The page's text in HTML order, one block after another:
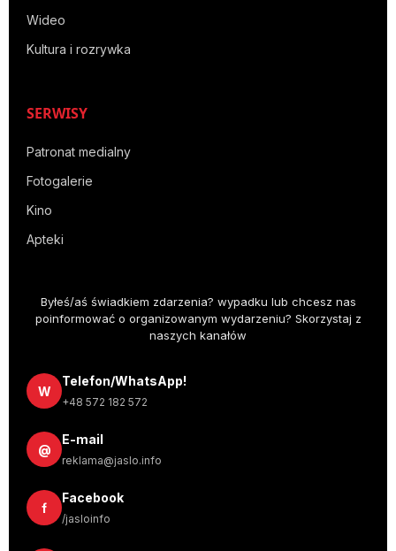
Wideo
Kultura i rozrywka
SERWISY
Patronat medialny
Fotogalerie
Kino
Apteki
Byłeś/aś świadkiem zdarzenia? wypadku lub chcesz nas
poinformować o organizowanym wydarzeniu? Skorzystaj z
naszych kanałów
W
Telefon/WhatsApp!
+48 572 182 572
@
E-mail
reklama@jaslo.info
f
Facebook
/jasloinfo